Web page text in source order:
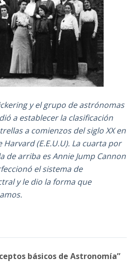
y el grupo de astrónomas
a establecer la clasificación
a comienzos del siglo XX en
(E.E.U.U). La cuarta por
de arriba es Annie Jump Cannon
el sistema de
y le dio la forma que
básicos de Astronomía”